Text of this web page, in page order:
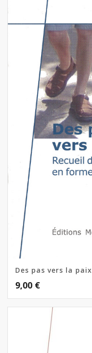
Des pas vers la paix
9,00 €